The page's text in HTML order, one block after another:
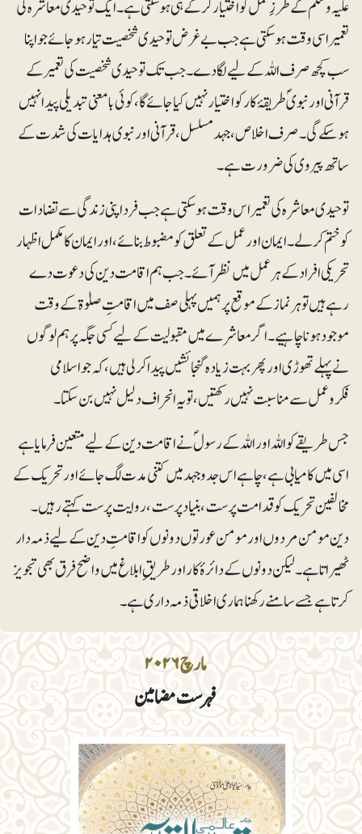
مارچ ۲۰۲۶
فہرست مضامین
علیہ وسلم کے طرزِ عمل کو اختیار کر کے ہی ہو سکتی ہے۔ ایک توحیدی معاشرہ کی
تعمیر اسی وقت ہو سکتی ہے جب بے غرض توحیدی شخصیت تیار ہوجائے جو اپنا
سب کچھ صرف اللہ کے لیےلگا دے۔جب تک توحیدی شخصیت کی تعمیر کے
قرآنی اور نبویؐ طریقۂ کار کو اختیار نہیں کیا جائے گا، کوئی با معنی تبدیلی پیدا نہیں
ہوسکے گی۔ صرف اخلاص، جہدمسلسل، قرآنی اور نبوی ہدایات کی شدت کے
ساتھ پیروی کی ضرورت ہے۔
توحیدی معاشرہ کی تعمیر اس وقت ہو سکتی ہے جب فرد اپنی زندگی سے تضادات
کو ختم کرلے۔ ایمان اور عمل کے تعلق کو مضبوط بنائے ،اور ایمان کا مکمل اظہار
تحریکی افراد کے ہر عمل میں نظر آئے۔ جب ہم اقامت دین کی دعوت دے
رہے ہیں تو ہر نماز کے موقع پر ہمیں پہلی صف میں اقامتِ صلوٰۃ کے وقت
موجود ہونا چاہیے۔ اگر معاشرے میں مقبولیت کے لیے کسی جگہ پر ہم لوگوں
نے پہلے تھوڑی اور پھر بہت زیادہ گنجائشیں پیدا کرلی ہیں، کہ جو اسلامی
فکروعمل سے مناسبت نہیں رکھتیں، تو یہ انحراف دلیل نہیں بن سکتا۔
جس طریقے کو اللہ اور اللہ کے رسولؐ نے اقامت دین کے لیے متعین فرمایا ہے
اسی میں کامیابی ہے،چاہے اس جدوجہد میں کتنی مدت لگ جائے اور تحریک کے
مخالفین تحریک کو قدامت پرست، بنیاد پرست، روایت پرست کہتے رہیں۔
دین مومن مردوں اور مومن عورتوں دونوں کو اقامتِ دین کے لیے ذمہ دار
ٹھیراتا ہے۔ لیکن دونوں کے دائرۂ کار اور طریقِ ابلاغ میں واضح فرق بھی تجویز
کرتا ہے جسے سامنے رکھنا ہماری اخلاقی ذمہ داری ہے۔